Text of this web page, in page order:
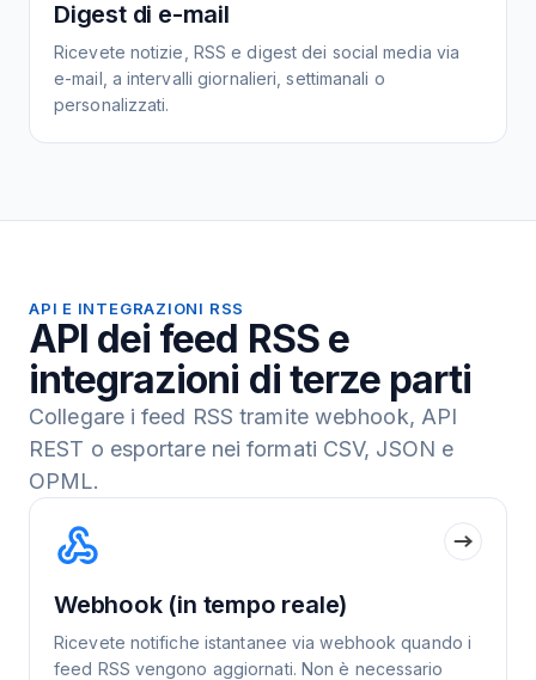
Digest di e-mail
Ricevete notizie, RSS e digest dei social media via
e-mail, a intervalli giornalieri, settimanali o
personalizzati.
API E INTEGRAZIONI RSS
API dei feed RSS e
integrazioni di terze parti
Collegare i feed RSS tramite webhook, API
REST o esportare nei formati CSV, JSON e
OPML.
Webhook (in tempo reale)
Ricevete notifiche istantanee via webhook quando i
feed RSS vengono aggiornati. Non è necessario